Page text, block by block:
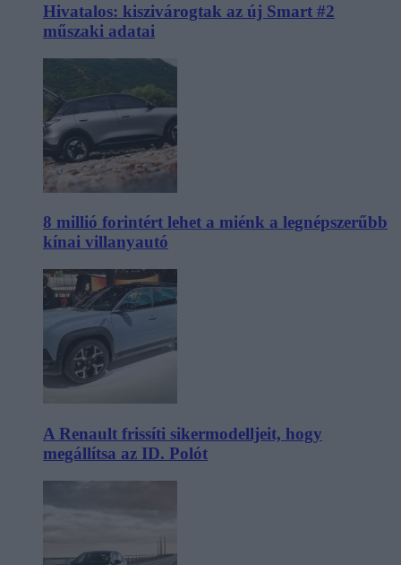
Hivatalos: kiszivárogtak az új Smart #2
műszaki adatai
8 millió forintért lehet a miénk a legnépszerűbb
kínai villanyautó
A Renault frissíti sikermodelljeit, hogy
megállítsa az ID. Polót